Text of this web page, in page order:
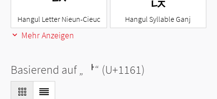
Hangul Letter Nieun-Cieuc Hangul Syllable Ganj
Mehr Anzeigen
Basierend auf „ ᅡ“ (U+1161)